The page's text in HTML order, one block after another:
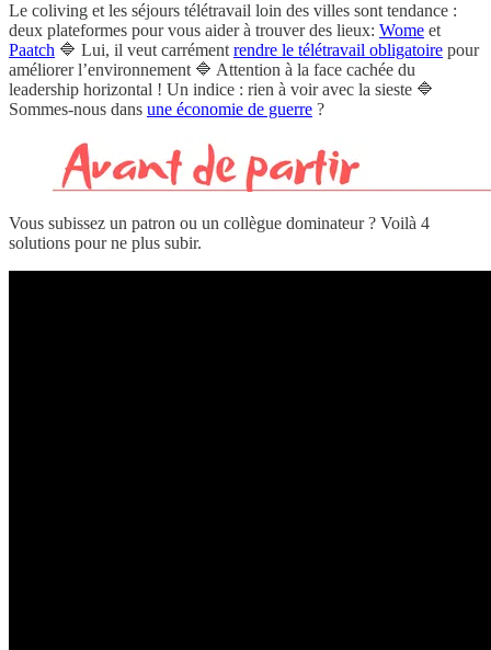
Le coliving et les séjours télétravail loin des villes sont tendance :
deux plateformes pour vous aider à trouver des lieux: Wome et
Paatch 🔷 Lui, il veut carrément rendre le télétravail obligatoire pour
améliorer l’environnement 🔷 Attention à la face cachée du
leadership horizontal ! Un indice : rien à voir avec la sieste 🔷
Sommes-nous dans une économie de guerre ?
Vous subissez un patron ou un collègue dominateur ? Voilà 4
solutions pour ne plus subir.